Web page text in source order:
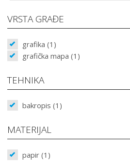
VRSTA GRAĐE
grafika (1)
grafička mapa (1)
TEHNIKA
bakropis (1)
MATERIJAL
papir (1)